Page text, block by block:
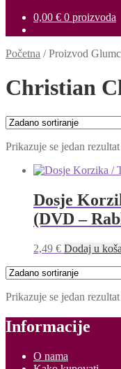
0,00 € 0 proizvoda
Početna /Proizvod
Christian
Prikazuje se jedan rezultat
Dosje
(DVD –
2,49 € Dodaj u
Prikazuje se jedan rezultat
Informacije
O nama